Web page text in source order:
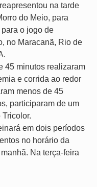
na tarde
do Meio, para
o jogo de
no Maracanã, Rio de
45 minutos realizaram
e corrida ao redor
menos de 45
participaram de um
em dois períodos
no horário da
Na terça-feira